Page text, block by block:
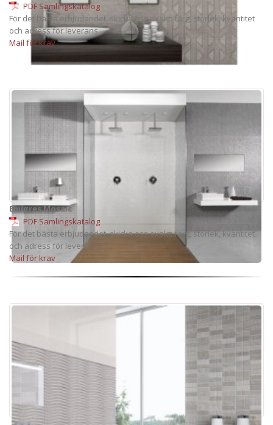
PDF Samlingskatalog
För det bästa erbjudandet, skicka oss exakt: färg, storlek, kvantitet
och adress för leverans.
Mail för krav
Emigres Mosaic
PDF Samlingskatalog
För det bästa erbjudandet, skicka oss exakt: färg, storlek, kvantitet
och adress för leverans.
Mail för krav